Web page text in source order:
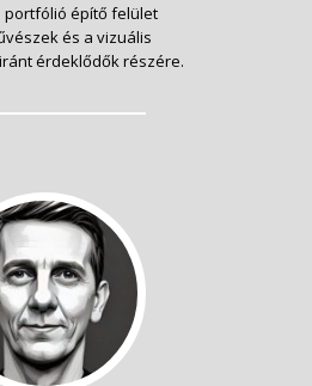
portfólió építő felület
és a vizuális
érdeklődők részére.